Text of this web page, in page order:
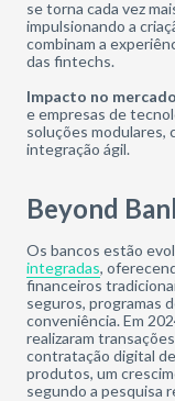
se torna cada vez
impulsionando a
combinam a
das fintechs.
Impacto no
e empresas de
soluções modulares,
integração ágil.
Beyond
Os bancos estão
integradas,
financeiros
seguros, programas
conveniência. Em
realizaram
contratação digital
produtos, um
segundo a pesquisa